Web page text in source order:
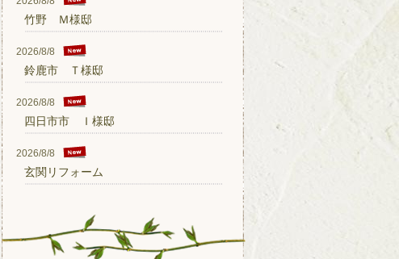
竹野 Ｍ様邸
2026/8/8
鈴鹿市 Ｔ様邸
2026/8/8
四日市市 Ｉ様邸
2026/8/8
玄関リフォーム